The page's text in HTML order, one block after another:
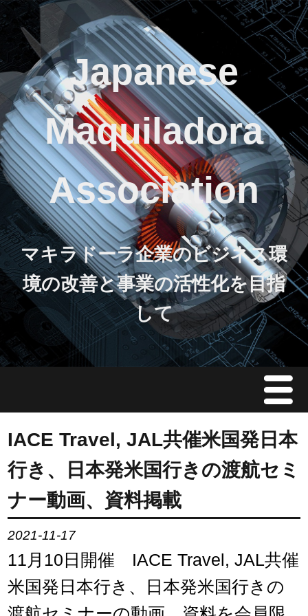
Japanese
Maquiladora
Association
マキラドーラ企業のビジネス環
境の改善と事業の活性化を目指
して
Menu
JMAについて
会員情報
イベント案内
ご入会案内
会員限定情報
IACE Travel, JAL共催米国発日本
行き、日本発米国行きの渡航セミ
ナー動画、資料掲載
2021-11-17
11月10日開催 IACE Travel, JAL共催
米国発日本行き、日本発米国行きの